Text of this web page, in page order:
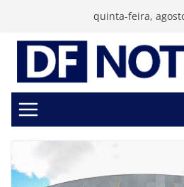
conteúdo
quinta-feira,